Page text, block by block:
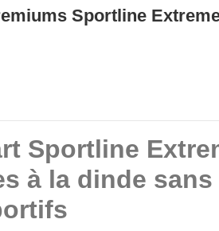
Sportline
Sportline
à la dinde sans